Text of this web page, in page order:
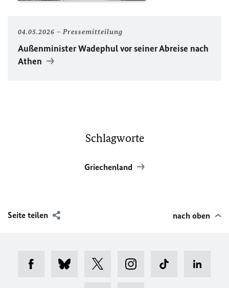
04.05.2026 Pressemitteilung
Außenminister Wadephul vor seiner Abreise nach
Athen
Schlagworte
Griechenland
Seite teilen nach oben